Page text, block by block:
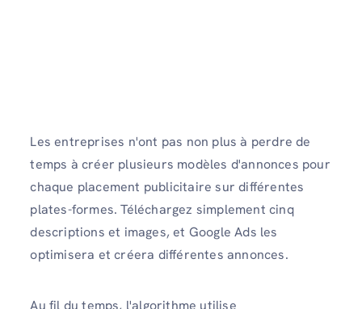
Les entreprises n'ont pas non plus à perdre de
temps à créer plusieurs modèles d'annonces pour
chaque placement publicitaire sur différentes
plates-formes. Téléchargez simplement cinq
descriptions et images, et Google Ads les
optimisera et créera différentes annonces.
Au fil du temps, l'algorithme utilise